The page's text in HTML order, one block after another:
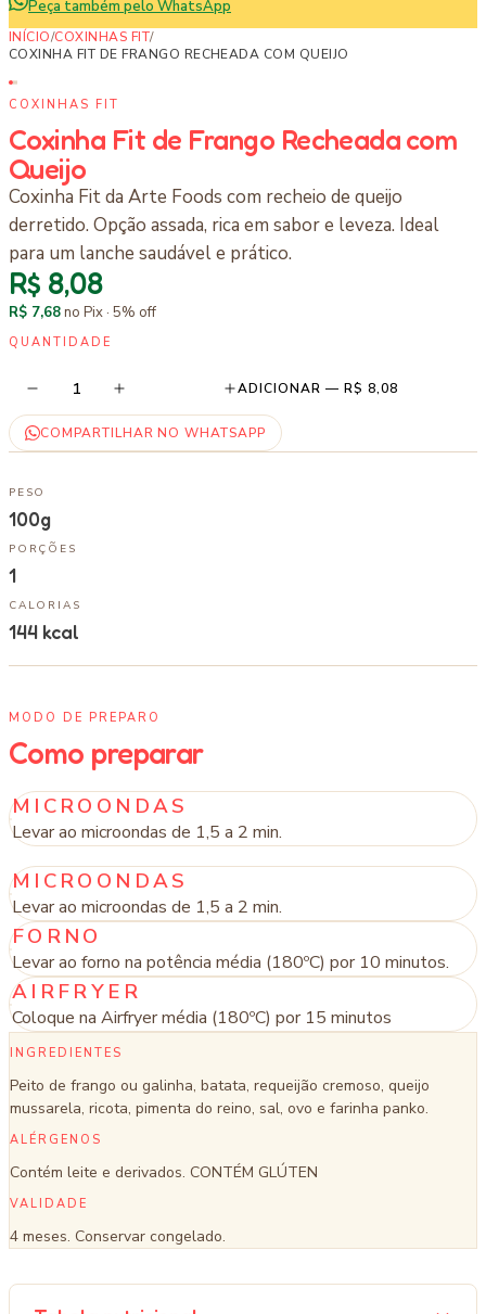
Peça também pelo WhatsApp
INÍCIO/COXINHAS FIT/
COXINHA FIT DE FRANGO RECHEADA COM QUEIJO
COXINHAS FIT
Coxinha Fit de Frango Recheada com
Queijo
Coxinha Fit da Arte Foods com recheio de queijo
derretido. Opção assada, rica em sabor e leveza. Ideal
para um lanche saudável e prático.
R$ 8,08
R$ 7,68no Pix · 5% off
QUANTIDADE
1 ADICIONAR — R$ 8,08
COMPARTILHAR NO WHATSAPP
PESO
100g
PORÇÕES
1
CALORIAS
144 kcal
MODO DE PREPARO
Como preparar
MICROONDAS
Levar ao microondas de 1,5 a 2 min.
MICROONDAS
Levar ao microondas de 1,5 a 2 min.
FORNO
Levar ao forno na potência média (180ºC) por 10 minutos.
AIRFRYER
Coloque na Airfryer média (180ºC) por 15 minutos
INGREDIENTES
Peito de frango ou galinha, batata, requeijão cremoso, queijo
mussarela, ricota, pimenta do reino, sal, ovo e farinha panko.
ALÉRGENOS
Contém leite e derivados. CONTÉM GLÚTEN
VALIDADE
4 meses. Conservar congelado.